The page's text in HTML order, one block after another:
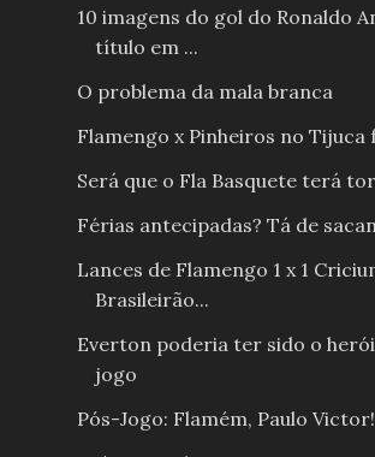
10 imagens do gol do Ronaldo
título em ...
O problema da mala branca
Flamengo x Pinheiros no Tijuca
Será que o Fla Basquete terá
Férias antecipadas? Tá de
Lances de Flamengo 1 x 1
Brasileirão...
Everton poderia ter sido o
jogo
Pós-Jogo: Flamém, Paulo Victor!